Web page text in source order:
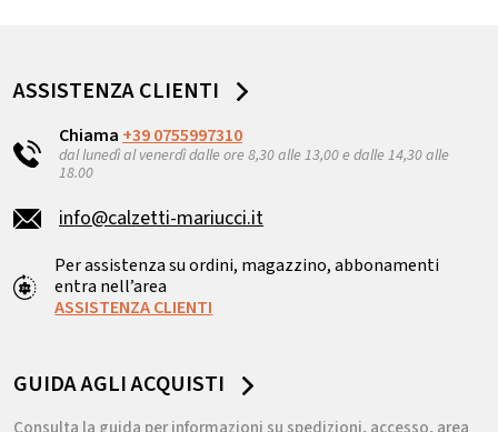
ASSISTENZA CLIENTI
Chiama +39 0755997310
dal lunedì al venerdì dalle ore 8,30 alle 13,00 e dalle 14,30 alle
18.00
info@calzetti-mariucci.it
Per assistenza su ordini, magazzino, abbonamenti
entra nell’area
ASSISTENZA CLIENTI
GUIDA AGLI ACQUISTI